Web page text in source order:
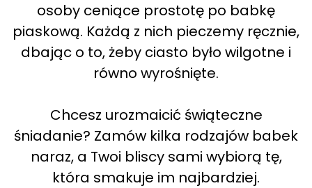
osoby ceniące prostotę po babkę
piaskową. Każdą z nich pieczemy ręcznie,
dbając o to, żeby ciasto było wilgotne i
równo wyrośnięte.
Chcesz urozmaicić świąteczne
śniadanie? Zamów kilka rodzajów babek
naraz, a Twoi bliscy sami wybiorą tę,
która smakuje im najbardziej.